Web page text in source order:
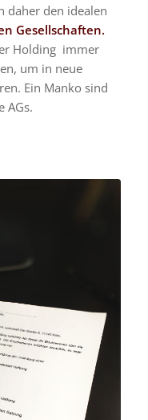
daher den idealen
Gesellschaften.
Holding immer
um in neue
Ein Manko sind
AGs.